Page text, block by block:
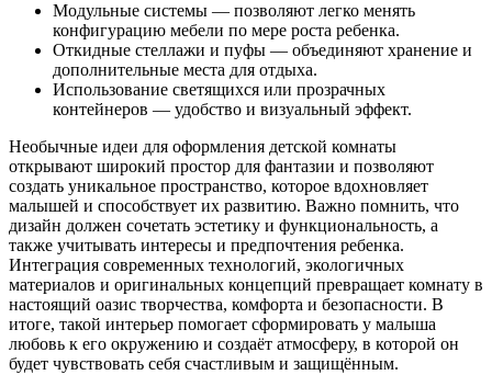
Модульные системы — позволяют легко менять
конфигурацию мебели по мере роста ребенка.
Откидные стеллажи и пуфы — объединяют хранение и
дополнительные места для отдыха.
Использование светящихся или прозрачных
контейнеров — удобство и визуальный эффект.
Необычные идеи для оформления детской комнаты
открывают широкий простор для фантазии и позволяют
создать уникальное пространство, которое вдохновляет
малышей и способствует их развитию. Важно помнить, что
дизайн должен сочетать эстетику и функциональность, а
также учитывать интересы и предпочтения ребенка.
Интеграция современных технологий, экологичных
материалов и оригинальных концепций превращает комнату в
настоящий оазис творчества, комфорта и безопасности. В
итоге, такой интерьер помогает сформировать у малыша
любовь к его окружению и создаёт атмосферу, в которой он
будет чувствовать себя счастливым и защищённым.